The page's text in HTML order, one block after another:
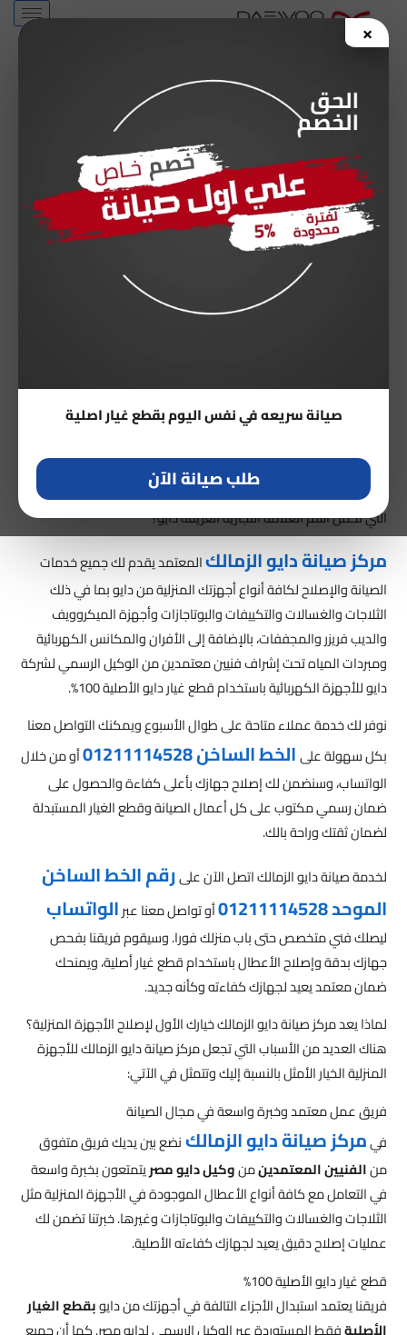
×
صيانة سريعه في نفس اليوم بقطع غيار اصلية
طلب صيانة الآن
تخطي
إلى
المحتوى
المعتمد الخط الساخن
01211114528
صيانة دايو
هل أنت من الباحثين عن مركز صيانة دايو الزمالك لصيانة أجهزتك المنزلية
التي تحمل اسم العلامة التجارية العريقة دايو؟
مركز صيانة دايو الزمالكالمعتمد يقدم لك جميع خدمات
الصيانة والإصلاح لكافة أنواع أجهزتك المنزلية من دايو بما في ذلك
الثلاجات والغسالات والتكييفات والبوتاجازات وأجهزة الميكروويف
والديب فريزر والمجففات، بالإضافة إلى الأفران والمكانس الكهربائية
ومبردات المياه تحت إشراف فنيين معتمدين من الوكيل الرسمي لشركة
دايو للأجهزة الكهربائية باستخدام قطع غيار دايو الأصلية 100%.
نوفر لك خدمة عملاء متاحة على طوال الأسبوع ويمكنك التواصل معنا
بكل سهولة علىالخط الساخن 01211114528
أو من خلال
الواتساب، وسنضمن لك إصلاح جهازك بأعلى كفاءة والحصول على
ضمان رسمي مكتوب على كل أعمال الصيانة وقطع الغيار المستبدلة
لضمان ثقتك وراحة بالك.
لخدمة صيانة دايو الزمالك اتصل الآن علىرقم الخط الساخن
الموحد 01211114528
أو تواصل معنا عبرالواتساب
ليصلك فني متخصص حتى باب منزلك فورا. وسيقوم فريقنا بفحص
جهازك بدقة وإصلاح الأعطال باستخدام قطع غيار أصلية، ويمنحك
ضمان معتمد يعيد لجهازك كفاءته وكأنه جديد.
لماذا يعد مركز صيانة دايو الزمالك خيارك الأول لإصلاح الأجهزة المنزلية؟
هناك العديد من الأسباب التي تجعل مركز صيانة دايو الزمالك للأجهزة
المنزلية الخيار الأمثل بالنسبة إليك وتتمثل في الآتي:
فريق عمل معتمد وخبرة واسعة في مجال الصيانة
فيمركز صيانة دايو الزمالكنضع بين يديك فريق متفوق
منالفنيين المعتمدينمنوكيل دايو مصريتمتعون بخبرة واسعة
في التعامل مع كافة أنواع الأعطال الموجودة في الأجهزة المنزلية مثل
الثلاجات والغسالات والتكييفات والبوتاجازات وغيرها. خبرتنا تضمن لك
عمليات إصلاح دقيق يعيد لجهازك كفاءته الأصلية.
قطع غيار دايو الأصلية 100%
فريقنا يعتمد استبدال الأجزاء التالفة في أجهزتك من دايوبقطع الغيار
الأصليةفقط المستوردة عبر الوكيل الرسمي لدايو مصر. كما أن جميع